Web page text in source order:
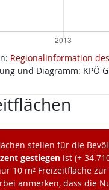
Regionalinformation
und Diagramm: KPÖ
stellen für die
gestiegenist (+
10 m² Freizeitfläche
anmerken, dass die